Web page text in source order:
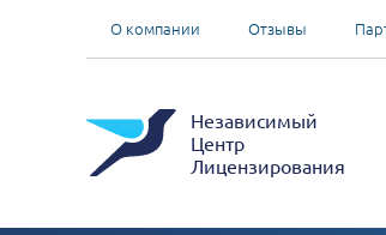
О компании Отзывы
Независимый
Центр
Лицензирования